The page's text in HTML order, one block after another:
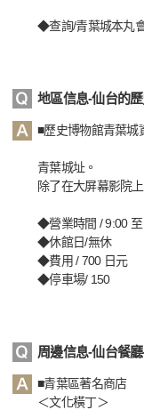
◆查詢/青葉城本丸
地區信息-仙台的
■歷史博物館青葉城
青葉城址。
除了在大屏幕影院
◆營業時間 / 9:00 至
◆休館日/無休
◆費用 / 700 日元
◆停車場/ 150
周邊信息-仙台餐
■青葉區著名商店
＜文化橫丁＞